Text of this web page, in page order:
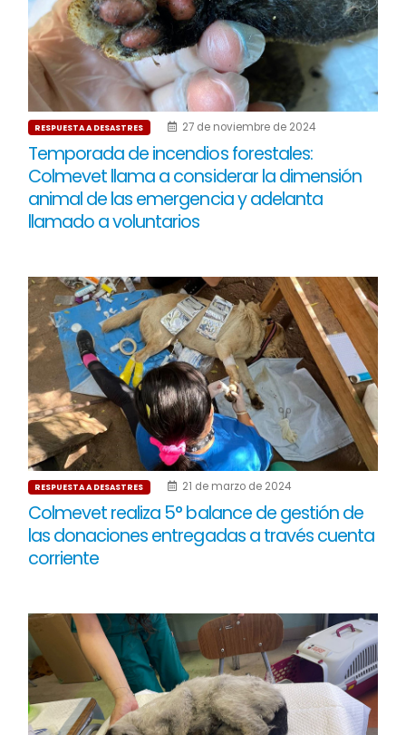
RESPUESTA A DESASTRES 27 de noviembre de 2024
Temporada de incendios forestales:
Colmevet llama a considerar la dimensión
animal de las emergencia y adelanta
llamado a voluntarios
RESPUESTA A DESASTRES 21 de marzo de 2024
Colmevet realiza 5° balance de gestión de
las donaciones entregadas a través cuenta
corriente